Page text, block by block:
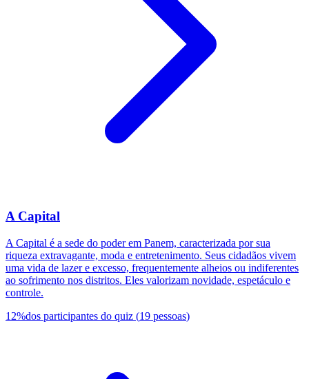
A Capital
A Capital é a sede do poder em Panem, caracterizada por sua
riqueza extravagante, moda e entretenimento. Seus cidadãos vivem
uma vida de lazer e excesso, frequentemente alheios ou indiferentes
ao sofrimento nos distritos. Eles valorizam novidade, espetáculo e
controle.
12%dos participantes do quiz (19 pessoas)